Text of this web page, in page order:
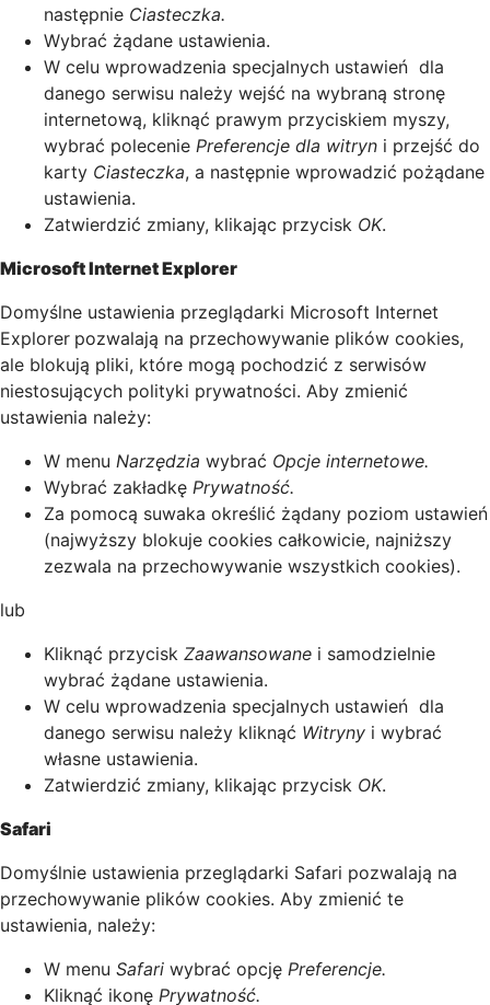
następnie Ciasteczka.
Wybrać żądane ustawienia.
W celu wprowadzenia specjalnych ustawień dla
danego serwisu należy wejść na wybraną stronę
internetową, kliknąć prawym przyciskiem myszy,
wybrać polecenie Preferencje dla witryn i przejść do
karty Ciasteczka, a następnie wprowadzić pożądane
ustawienia.
Zatwierdzić zmiany, klikając przycisk OK.
Microsoft Internet Explorer
Domyślne ustawienia przeglądarki Microsoft Internet
Explorer pozwalają na przechowywanie plików cookies,
ale blokują pliki, które mogą pochodzić z serwisów
niestosujących polityki prywatności. Aby zmienić
ustawienia należy:
W menu Narzędzia wybrać Opcje internetowe.
Wybrać zakładkę Prywatność.
Za pomocą suwaka określić żądany poziom ustawień
(najwyższy blokuje cookies całkowicie, najniższy
zezwala na przechowywanie wszystkich cookies).
lub
Kliknąć przycisk Zaawansowane i samodzielnie
wybrać żądane ustawienia.
W celu wprowadzenia specjalnych ustawień dla
danego serwisu należy kliknąć Witryny i wybrać
własne ustawienia.
Zatwierdzić zmiany, klikając przycisk OK.
Safari
Domyślnie ustawienia przeglądarki Safari pozwalają na
przechowywanie plików cookies. Aby zmienić te
ustawienia, należy:
W menu Safari wybrać opcję Preferencje.
Kliknąć ikonę Prywatność.